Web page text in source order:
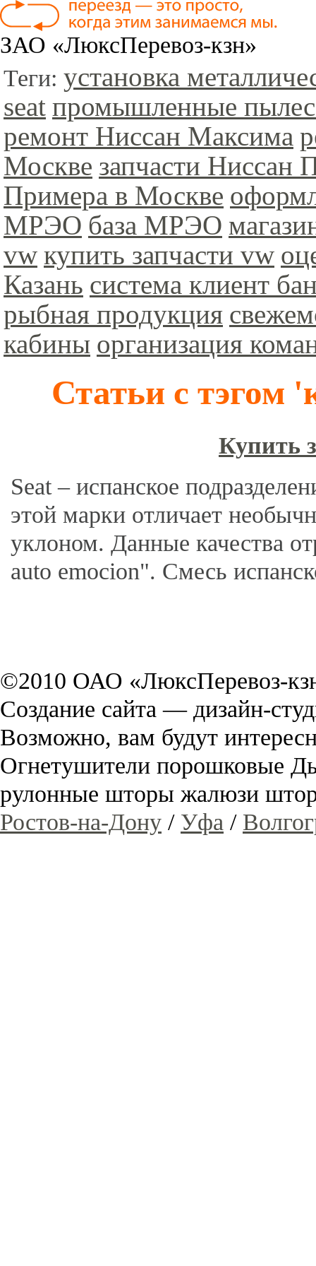
ЗАО «ЛюксПеревоз-кзн»
Теги: установка
seat промышленные
ремонт Ниссан Максима
Москве запчасти Ниссан
Примера в Москве
МРЭО база МРЭО
vw купить запчасти vw
Казань система клиент
рыбная продукция
кабины организация
Статьи с тэгом
Купить
Seat – испанское
этой марки отличает
уклоном. Данные качества
auto emocion". Смесь
©2010 ОАО «ЛюксПеревоз-
Создание сайта — дизайн-
Возможно, вам будут
Огнетушители порошковые
рулонные шторы жалюзи
Ростов-на-Дону / Уфа /